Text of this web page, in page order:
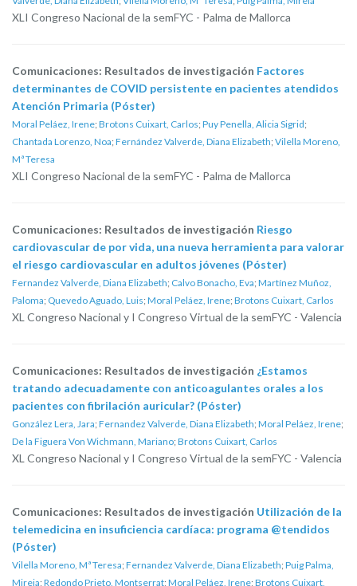
XLI Congreso Nacional de la semFYC - Palma de Mallorca
Comunicaciones: Resultados de investigación Factores
determinantes de COVID persistente en pacientes atendidos
Atención Primaria (Póster)
Moral Peláez, Irene; Brotons Cuixart, Carlos; Puy Penella, Alicia Sigrid;
Chantada Lorenzo, Noa; Fernández Valverde, Diana Elizabeth; Vilella Moreno,
Mª Teresa
XLI Congreso Nacional de la semFYC - Palma de Mallorca
Comunicaciones: Resultados de investigación Riesgo
cardiovascular de por vida, una nueva herramienta para valorar
el riesgo cardiovascular en adultos jóvenes (Póster)
Fernandez Valverde, Diana Elizabeth; Calvo Bonacho, Eva; Martínez Muñoz,
Paloma; Quevedo Aguado, Luis; Moral Peláez, Irene; Brotons Cuixart, Carlos
XL Congreso Nacional y I Congreso Virtual de la semFYC - Valencia
Comunicaciones: Resultados de investigación ¿Estamos
tratando adecuadamente con anticoagulantes orales a los
pacientes con fibrilación auricular? (Póster)
González Lera, Jara; Fernandez Valverde, Diana Elizabeth; Moral Peláez, Irene;
De la Figuera Von Wichmann, Mariano; Brotons Cuixart, Carlos
XL Congreso Nacional y I Congreso Virtual de la semFYC - Valencia
Comunicaciones: Resultados de investigación Utilización de la
telemedicina en insuficiencia cardíaca: programa @tendidos
(Póster)
Vilella Moreno, Mª Teresa; Fernandez Valverde, Diana Elizabeth; Puig Palma,
Mireia; Redondo Prieto, Montserrat; Moral Peláez, Irene; Brotons Cuixart,